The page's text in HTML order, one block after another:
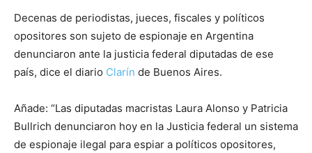
Decenas de periodistas, jueces, fiscales y políticos
opositores son sujeto de espionaje en Argentina
denunciaron ante la justicia federal diputadas de ese
país, dice el diario Clarín de Buenos Aires.
Añade: “Las diputadas macristas Laura Alonso y Patricia
Bullrich denunciaron hoy en la Justicia federal un sistema
de espionaje ilegal para espiar a políticos opositores,